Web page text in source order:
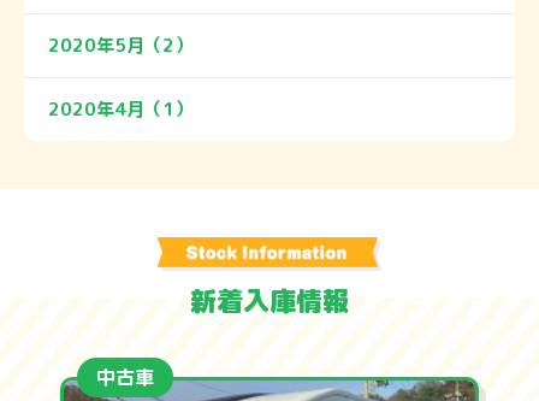
2020年5月（2）
2020年4月（1）
新着入庫情報
新車